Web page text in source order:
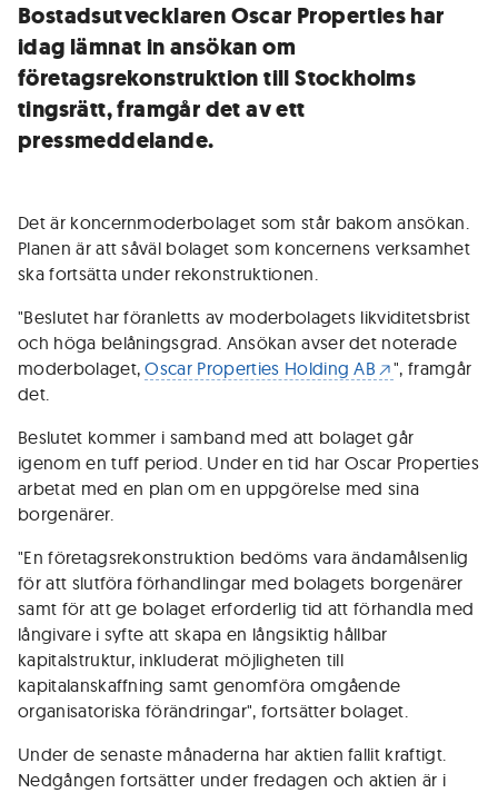
Bostadsutvecklaren Oscar Properties har
idag lämnat in ansökan om
företagsrekonstruktion till Stockholms
tingsrätt, framgår det av ett
pressmeddelande.
Det är koncernmoderbolaget som står bakom ansökan.
Planen är att såväl bolaget som koncernens verksamhet
ska fortsätta under rekonstruktionen.
"Beslutet har föranletts av moderbolagets likviditetsbrist
och höga belåningsgrad. Ansökan avser det noterade
moderbolaget,Oscar Properties Holding AB
", framgår
det.
Beslutet kommer i samband med att bolaget går
igenom en tuff period. Under en tid har Oscar Properties
arbetat med en plan om en uppgörelse med sina
borgenärer.
"En företagsrekonstruktion bedöms vara ändamålsenlig
för att slutföra förhandlingar med bolagets borgenärer
samt för att ge bolaget erforderlig tid att förhandla med
långivare i syfte att skapa en långsiktig hållbar
kapitalstruktur, inkluderat möjligheten till
kapitalanskaffning samt genomföra omgående
organisatoriska förändringar", fortsätter bolaget.
Under de senaste månaderna har aktien fallit kraftigt.
Nedgången fortsätter under fredagen och aktien är i